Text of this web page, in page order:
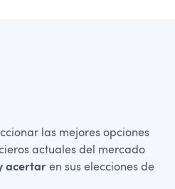
las mejores opciones
actuales del mercado
acertar en sus elecciones de